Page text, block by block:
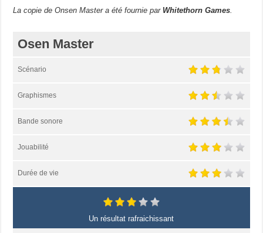
La copie de Onsen Master a été fournie par Whitethorn Games
Osen Master
Scénario
Graphismes
Bande sonore
Jouabilité
Durée de vie
Un résultat rafraichissant